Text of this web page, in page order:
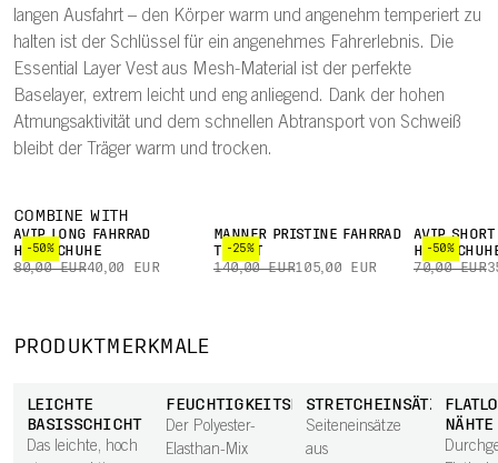
langen Ausfahrt – den Körper warm und angenehm temperiert zu
halten ist der Schlüssel für ein angenehmes Fahrerlebnis. Die
Essential Layer Vest aus Mesh-Material ist der perfekte
Baselayer, extrem leicht und eng anliegend. Dank der hohen
Atmungsaktivität und dem schnellen Abtransport von Schweiß
bleibt der Träger warm und trocken.
COMBINE WITH
-50%
AVIP LONG FAHRRAD
HANDSCHUHE
80,00 EUR40,00 EUR
-25%
MÄNNER PRISTINE FAHRRAD
TRIKOT
140,00 EUR105,00 EUR
-50%
AVIP SHORT
70,00 EUR
PRODUKTMERKMALE
LEICHTE
BASISSCHICHT
Das leichte, hoch
FEUCHTIGKEITSREGULIERUNG
Der Polyester-
Elasthan-Mix
STRETCHEINSÄTZE
Seiteneinsätze
aus
NÄHTE